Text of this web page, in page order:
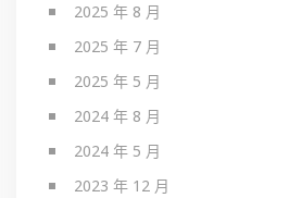
2025 年 8 月
2025 年 7 月
2025 年 5 月
2024 年 8 月
2024 年 5 月
2023 年 12 月